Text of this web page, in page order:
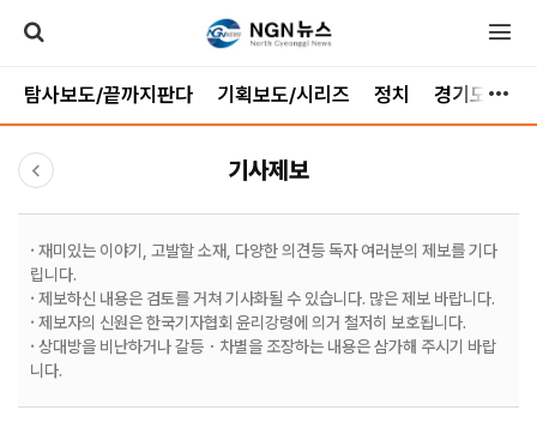
탐사보도/끝까지판다 기획보도/시리즈 정치 경기도
기사제보
· 재미있는 이야기, 고발할 소재, 다양한 의견등 독자 여러분의 제보를 기다
립니다.
· 제보하신 내용은 검토를 거쳐 기사화될 수 있습니다. 많은 제보 바랍니다.
· 제보자의 신원은 한국기자협회 윤리강령에 의거 철저히 보호됩니다.
· 상대방을 비난하거나 갈등ㆍ차별을 조장하는 내용은 삼가해 주시기 바랍
니다.